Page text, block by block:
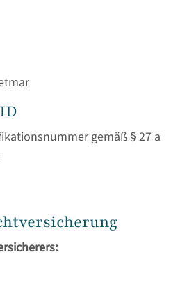
600
gemäß § 27 a